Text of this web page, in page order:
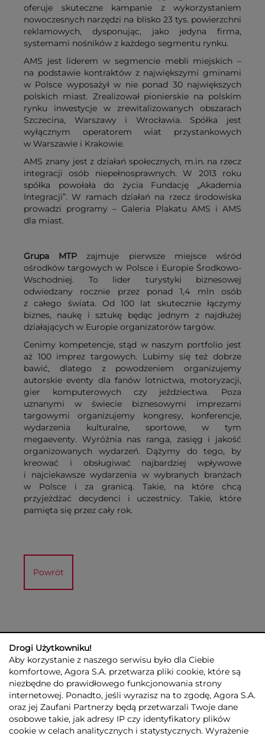
oferuje skuteczne kampanie z wykorzystaniem
nowoczesnych narzędzi na blisko 23 tys. powierzchni
reklamowych, dysponując, jako jedyna firma,
systemami nośników z każdego segmentu rynku.
AMS jest liderem w segmencie mebli miejskich –
na podstawie kontraktów z największymi gminami
w Polsce wyposażył w nie ponad 30 największych
polskich miast. Zrealizował pionierskie na polskim
rynku inwestycje w zrewitalizowanych obszarach
Szczecina, Warszawy i Wrocławia. Spółka jest
wyłącznym operatorem wiat przystankowych
w Warszawie i Krakowie.
AMS znany jest z działań społecznych, m.in. na rzecz
integracji osób niepełnosprawnych. W 2013 roku
spółka powołała do życia Fundację „Akademia
Integracji”. W ramach działań na rzecz środowiska
prowadzi programy – Galeria Plakatu AMS i AMS
dla miast.
Grupa MTP zajmuje pierwsze miejsce wśród
ośrodków targowych w Polsce i Europie Środkowo-
Wschodniej. To lider turystyki biznesowej
odwiedzany rocznie przez ponad 1,4 mln osób
z całego świata. Od 100 lat skutecznie łączymy
biznes, naukę i sztukę będąc jednym z najdłużej
działających w Europie organizatorów targów.
Cenimy kompetencje, stąd w naszym portfolio jest
aż 100 imprez targowych. Lubimy się też dobrze
bawić, dlatego z powodzeniem organizujemy
autorskie eventy dla fanów lotnictwa, motoryzacji,
gier komputerowych czy jeździectwa. Poza
uznanymi w świecie biznesowymi imprezami
targowymi organizujemy kongresy, konferencje,
wydarzenia kulturalne, sportowe, w tym
megaeventy. Wyróżnia nas ranga, zasięg i jakość
organizowanych wydarzeń. Dążymy do tego, by
kreować i obsługiwać najbardziej wpływowe
i najciekawsze wydarzenia w wybranych branżach
w Polsce i za granicą. Takie, na które chcą
przyjeżdżać decydenci i uczestnicy. Takie, które
pamięta się przez cały rok.
Powrót
GRUPA AGORA DLA INWESTORÓW DLA MEDIÓW
REKLAMA
ESG
KONTAKT
© 2026 Copyright AGORA SA
Drogi Użytkowniku!
Aby korzystanie z naszego serwisu było dla Ciebie
komfortowe, Agora S.A. przetwarza pliki cookie, które są
niezbędne do prawidłowego funkcjonowania strony
internetowej. Ponadto, jeśli wyrazisz na to zgodę, Agora S.A.
oraz jej Zaufani Partnerzy będą przetwarzali Twoje dane
osobowe takie, jak adresy IP czy identyfikatory plików
cookie w celach analitycznych i statystycznych. Wyrażenie